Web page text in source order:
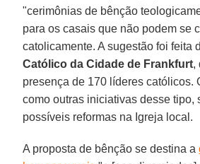
"cerimônias de bênção
para os casais que não podem se
catolicamente. A sugestão foi feita
Católico da Cidade de Frankfurt,
presença de 170 líderes católicos.
como outras iniciativas desse tipo,
possíveis reformas na Igreja local.
A proposta de bênção se destina a